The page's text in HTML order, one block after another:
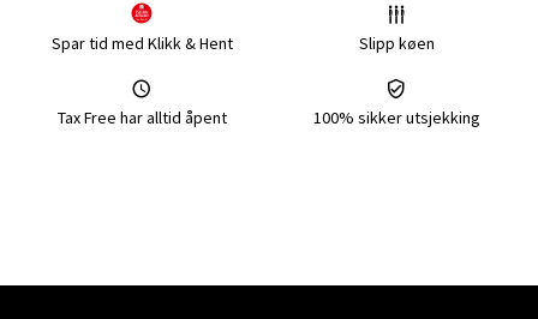
Spar tid med Klikk & Hent Slipp køen
Tax Free har alltid åpent 100% sikker utsjekking